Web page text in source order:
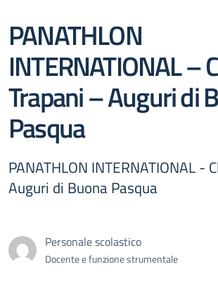
PANATHLON
INTERNATIONAL –
Trapani – Auguri di
Pasqua
PANATHLON INTERNATIONAL -
Auguri di Buona Pasqua
Personale scolastico
Docente e funzione strumentale